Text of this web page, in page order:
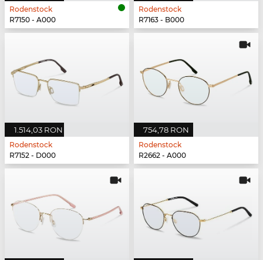
Rodenstock
R7150 - A000
Rodenstock
R7163 - B000
1.514,03 RON
Rodenstock
R7152 - D000
754,78 RON
Rodenstock
R2662 - A000